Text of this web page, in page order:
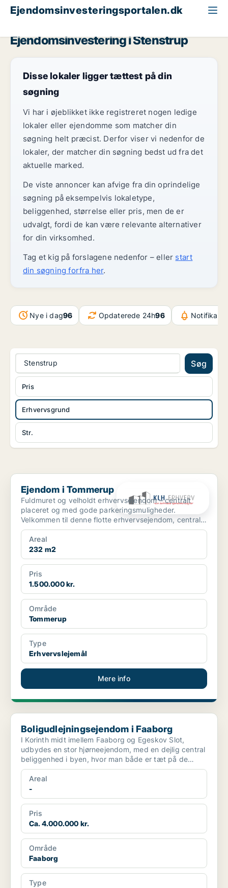
Ejendomsinvesteringsportalen.dk
Ejendomsinvestering i Stenstrup
Disse lokaler ligger tættest på din
søgning
Vi har i øjeblikket ikke registreret nogen ledige
lokaler eller ejendomme som matcher din
søgning helt præcist. Derfor viser vi nedenfor de
lokaler, der matcher din søgning bedst ud fra det
aktuelle marked.
De viste annoncer kan afvige fra din oprindelige
søgning på eksempelvis lokaletype,
beliggenhed, størrelse eller pris, men de er
udvalgt, fordi de kan være relevante alternativer
for din virksomhed.
Tag et kig på forslagene nedenfor – eller start
din søgning forfra her.
Nye i dag96 Opdaterede 24h96
Stenstrup Søg
Erhvervsgrund
Str.
Pris
Ejendom i Tommerup
Ejendom i Tommerup
Fuldmuret og velholdt erhvervsejendom – centralt
placeret og med gode parkeringsmuligheder.
Velkommen til denne flotte erhvervsejendom, centralt
beliggen...
Areal
232 m2
Pris
1.500.000 kr.
Område
Tommerup
Type
Erhvervslejemål
Mere info
Boligudlejningsejendom i Faaborg
Boligudlejningsejendom i Faaborg
I Korinth midt imellem Faaborg og Egeskov Slot,
udbydes en stor hjørneejendom, med en dejlig central
beliggenhed i byen, hvor man både er tæt på de
øvrige fa...
Areal
-
Pris
Ca. 4.000.000 kr.
Område
Faaborg
Type